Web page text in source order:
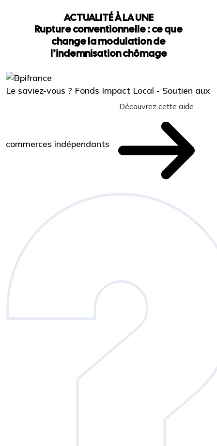
ACTUALITÉ À LA UNE
Rupture conventionnelle : ce que
change la modulation de
l’indemnisation chômage
Le saviez-vous ? Fonds Impact Local - Soutien aux
commerces indépendants
Découvrez cette aide